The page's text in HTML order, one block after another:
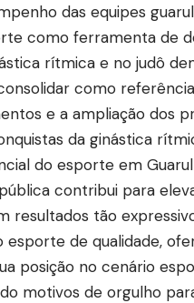
das equipes
como ferramenta de
rítmica e no judô
como
e a ampliação dos
da ginástica
do esporte em
contribui para
resultados tão
esporte de qualidade,
posição no cenário
motivos de orgulho